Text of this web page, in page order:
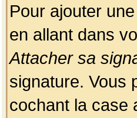
Pour ajouter
en allant dans
Attacher sa
signature. Vous
cochant la case